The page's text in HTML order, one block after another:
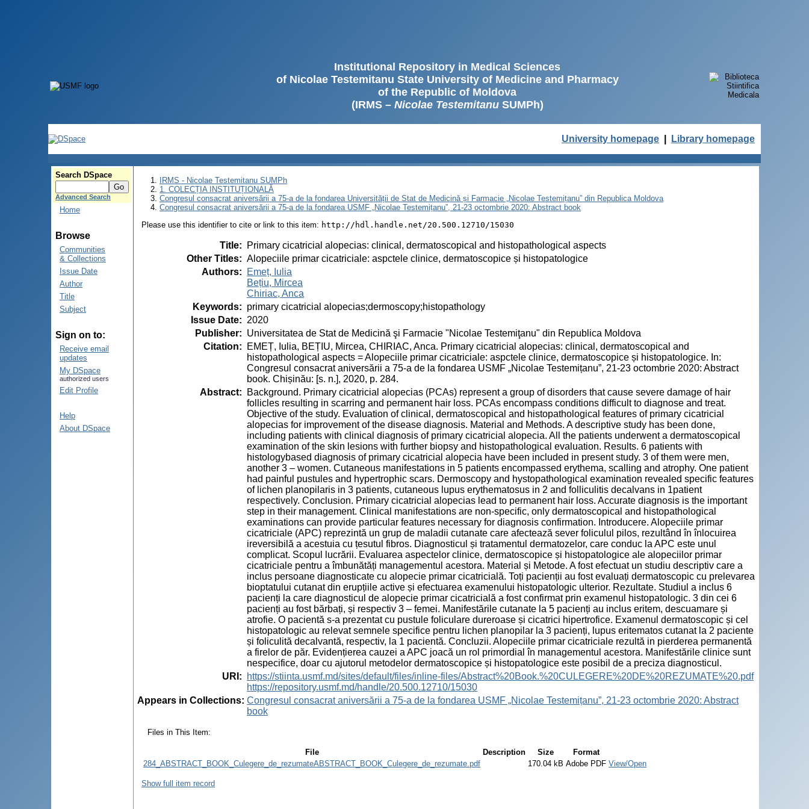
Institutional Repository in Medical Sciences
of Nicolae Testemitanu State University of Medicine and Pharmacy
of the Republic of Moldova
(IRMS – Nicolae TestemitanuSUMPh)
University homepage Library homepage
Search DSpace
Advanced Search
Home
Browse
Communities
& Collections
Issue Date
Author
Title
Subject
Sign on to:
Receive email
updates
My DSpace
authorized users
Edit Profile
Help
About DSpace
IRMS - Nicolae Testemitanu SUMPh
1. COLECȚIA INSTITUȚIONALĂ
Congresul consacrat aniversării a 75-a de la fondarea Universității de Stat de Medicină și Farmacie „Nicolae Testemițanu” din Republica Moldova
Congresul consacrat aniversării a 75-a de la fondarea USMF „Nicolae Testemițanu”, 21-23 octombrie 2020: Abstract book
Please use this identifier to cite or link to this item: http://hdl.handle.net/20.500.12710/15030
Title:
Primary cicatricial alopecias: clinical, dermatoscopical and histopathological aspects
Other Titles: Alopeciile primar cicatriciale: aspctele clinice, dermatoscopice și histopatologice
Authors:
Emeț, Iulia
Bețiu, Mircea
Сhiriac, Anca
Keywords: primary cicatricial alopecias;dermoscopy;histopathology
Issue Date: 2020
Publisher: Universitatea de Stat de Medicină şi Farmacie "Nicolae Testemiţanu" din Republica Moldova
Citation:
EMEȚ, Iulia, BEȚIU, Mircea, СHIRIAC, Anca. Primary cicatricial alopecias: clinical, dermatoscopical and
histopathological aspects = Alopeciile primar cicatriciale: aspctele clinice, dermatoscopice și histopatologice. In:
Congresul consacrat aniversării a 75-a de la fondarea USMF „Nicolae Testemițanu”, 21-23 octombrie 2020: Abstract
book. Chișinău: [s. n.], 2020, p. 284.
Abstract:
Background. Primary cicatricial alopecias (PCAs) represent a group of disorders that cause severe damage of hair
follicles resulting in scarring and permanent hair loss. PCAs encompass conditions difficult to diagnose and treat.
Objective of the study. Evaluation of clinical, dermatoscopical and histopathological features of primary cicatricial
alopecias for improvement of the disease diagnosis. Material and Methods. A descriptive study has been done,
including patients with clinical diagnosis of primary cicatricial alopecia. All the patients underwent a dermatoscopical
examination of the skin lesions with further biopsy and histopathological evaluation. Results. 6 patients with
histologybased diagnosis of primary cicatricial alopecia have been included in present study. 3 of them were men,
another 3 – women. Cutaneous manifestations in 5 patients encompassed erythema, scalling and atrophy. One patient
had painful pustules and hypertrophic scars. Dermoscopy and hystopathological examination revealed specific features
of lichen planopilaris in 3 patients, cutaneous lupus erythematosus in 2 and folliculitis decalvans in 1patient
respectively. Conclusion. Primary cicatricial alopecias lead to permanent hair loss. Accurate diagnosis is the important
step in their management. Clinical manifestations are non-specific, only dermatoscopical and histopathological
examinations can provide particular features necessary for diagnosis confirmation. Introducere. Alopeciile primar
cicatriciale (APC) reprezintă un grup de maladii cutanate care afectează sever foliculul pilos, rezultând în înlocuirea
ireversibilă a acestuia cu țesutul fibros. Diagnosticul și tratamentul dermatozelor, care conduc la APC este unul
complicat. Scopul lucrării. Evaluarea aspectelor clinice, dermatoscopice și histopatologice ale alopeciilor primar
cicatriciale pentru a îmbunătăți managementul acestora. Material și Metode. A fost efectuat un studiu descriptiv care a
inclus persoane diagnosticate cu alopecie primar cicatricială. Toți pacienții au fost evaluați dermatoscopic cu prelevarea
bioptatului cutanat din erupțiile active și efectuarea examenului histopatologic ulterior. Rezultate. Studiul a inclus 6
pacienți la care diagnosticul de alopecie primar cicatricială a fost confirmat prin examenul histopatologic. 3 din cei 6
pacienți au fost bărbați, și respectiv 3 – femei. Manifestările cutanate la 5 pacienți au inclus eritem, descuamare și
atrofie. O pacientă s-a prezentat cu pustule foliculare dureroase și cicatrici hipertrofice. Examenul dermatoscopic și cel
histopatologic au relevat semnele specifice pentru lichen planopilar la 3 pacienți, lupus eritematos cutanat la 2 paciente
și foliculită decalvantă, respectiv, la 1 pacientă. Concluzii. Alopeciile primar cicatriciale rezultă in pierderea permanentă
a firelor de păr. Evidențierea cauzei a APC joacă un rol primordial în managementul acestora. Manifestările clinice sunt
nespecifice, doar cu ajutorul metodelor dermatoscopice și histopatologice este posibil de a preciza diagnosticul.
URI :
https://stiinta.usmf.md/sites/default/files/inline-files/Abstract%20Book.%20CULEGERE%20DE%20REZUMATE%20.pdf
https://repository.usmf.md/handle/20.500.12710/15030
Appears in Collections: Congresul consacrat aniversării a 75-a de la fondarea USMF „Nicolae Testemițanu”, 21-23 octombrie 2020: Abstract
book
Files in This Item:
File Description Size
Format
284_ABSTRACT_BOOK_Culegere_de_rezumateABSTRACT_BOOK_Culegere_de_rezumate.pdf
170.04 kB Adobe PDF View/Open
Show full item record